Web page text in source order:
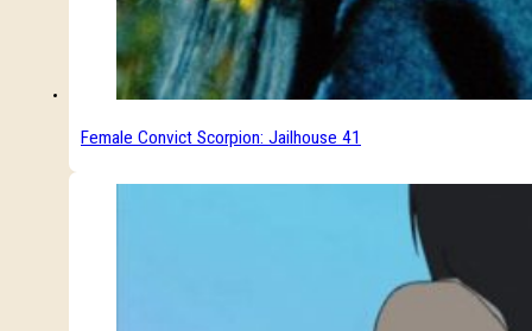
Female Convict Scorpion: Jailhouse 41